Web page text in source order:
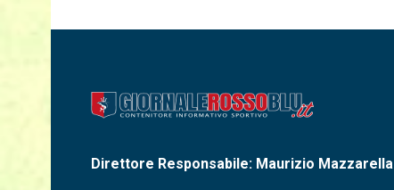
Direttore Responsabile: Maurizio Mazzarella